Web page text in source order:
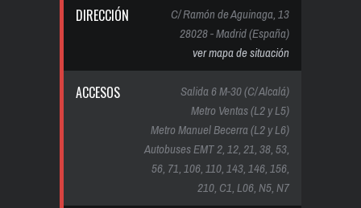
DIRECCIÓN
C/ Ramón de Aguinaga, 13
28028 - Madrid (España)
ver mapa de situación
ACCESOS
Salida 6 M-30 (C/ Alcalá)
Metro Ventas (L2 y L5)
Metro Manuel Becerra (L2 y L6)
Autobuses EMT 2, 12, 21, 38, 53,
56, 71, 106, 110, 143, 146, 156,
210, C1, L06, N5, N7